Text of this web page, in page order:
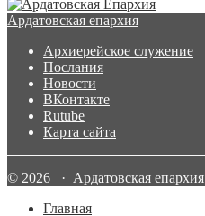
Ардатовская епархия
Архиерейское служение
Послания
Новости
ВКонтакте
Rutube
Карта сайта
© 2026 · Ардатовская епархия
Главная